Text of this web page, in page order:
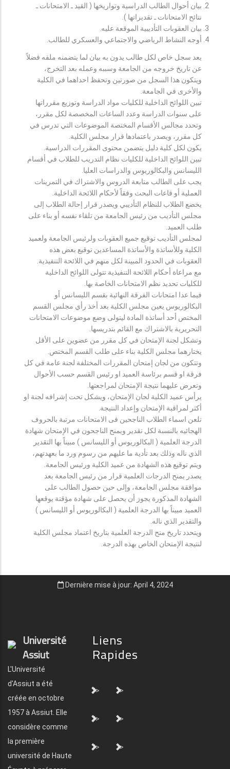
بيان أحوال الطالب الدراسية وتواريخها ( القيد ـ الامتحانات ـ
نتائح الامتحانات ـ تقديراتها ).
بيان العقوبات التأديبية الموقعة عليه.
أوجه النشاط الرياضي والاجتماعي والعسكري للطالب.
يعد سجل خاص لكل طالب يدون به بيان لما يتضمنه ملفه فضلاً
عن تاريخ خروجه من الجامعة وسببه وعمله بعد التخرج،
ويتكون هذا السجل من صورتين وتحفظ احداهما في الكلية
والأخرى في الجامعة.
تبين اللوائح الداخلية للكليات مواد الدراسة وتوزيع مقرراتها
على سنوات الدراسة وعدد الساعات المخصصة لكل مقرر،
وتحدد مجالس الأقسام المختصة الموضوعات التي تدرس في
كل مقرر، ويصدر باعتمادها قرار مجلس الكلية.
يكون لكل كلية دليل يتضمن محتوى المقررات الدراسية.
تبين اللوائح الداخلية للكليات نظام التدريب للطلاب في أقسام
الليسانس والبكالوريوس والدراسات العليا.
يجب على الطالب متابعة الدروس والاشتراك في التمرينات
العملية أو قاعات البحث وفقاً لأحكام اللائحة الداخلية.
يخضع الطلاب للنظام التأديبي ويصدر قرار إحالة الطلاب إلى
مجلس التأديب من رئيس الجامعة من تلقاء نفسه أو بناء على
طلب العميد.
لمجلس التأديب توقيع جميع العقوبات ولرئيس الجامعة ولعميد
الكلية وللأساتذة والأساتذة المساعدين توقيع بعض هذه
العقوبات في الحدود المبينة لكل منهم في اللائحة التنفيذية.
مع مراعاة أحكام اللائحة التنفيذية تتولى اللوائح الداخلية
للكليات تحديد نظم الامتحانات الخاصة بها.
فيما عدا امتحانات الفرقة النهائية بقسم الليسانس أو
البكالوريوس يعين مجلس الكلية بعد أخذ رأي مجلس القسم
المختص أحد أساتذة المادة ليتولى وضع موضوعات الامتحانات
التحريرية بالاشتراك مع القائم بتدريسها.
وتشكل لجنة الإمتحان في كل مقرر من عضوين على الأقل
يختارهما مجلس الكلية بناء على طلب القسم المختص.
وتتكون من لجان إمتحان المقررات المختلفة لجنة عامة في كل
فرقة او قسم برئاسة العميد او رئيس القسم حسب الأحوال
وتعرض عليهما نتيجة الإمتحان لمراجعتها.
يرأس عميد الكلية لجان الإمتحان، ويشكل تحت إشرافه لجنة او
أكثر لمراقبة الإمتحان وإعداد النتيجة.
تلعن اسماء الطلاب الناجحين فى الامتحانات مرتبة بالحروف
الهجائيه بالنسبة لكل تقدير ويمنح الناجحون في الإمتحان شهادة
الدرجة العلمية ( البكالوريوس أو الليسانس ) مبيناً بها التقدير
الذي ناله وذلك بعد تأدية ما عليهم من رسوم ورد ما بعهدتهم،
ويتم توقيع هذه الشهادة من عميد الكلية ورئيس الجامعة.
يصدر بمنح الدرجات العلمية قرار من رئيس الجامعة بعد
موافقة مجلس الجامعة، وإلى حين حصول الطالب على
الشهادة المذكورة يجوز أن يحصل على شهادة مؤقتة يوقعها
العميد مبيناً بها الدرجة العلمية ( البكالوريوس أو الليسانس )
والتقدير الذي ناله.
ويتحدد تاريخ منح الدرجة العلمية بتاريخ اعتماد مجلس الكلية
لنتيجة الإمتحان الخاص بهذه الدرجة.
Dernière mise à jour: April 4, 2024
Université
Assiut
L'Université
d'Assiut a été
créée en octobre
1957 à Assiut. Elle
considère comme
la première
université de Haute
Liens
Rapides
"> ">
"> ">
"> ">